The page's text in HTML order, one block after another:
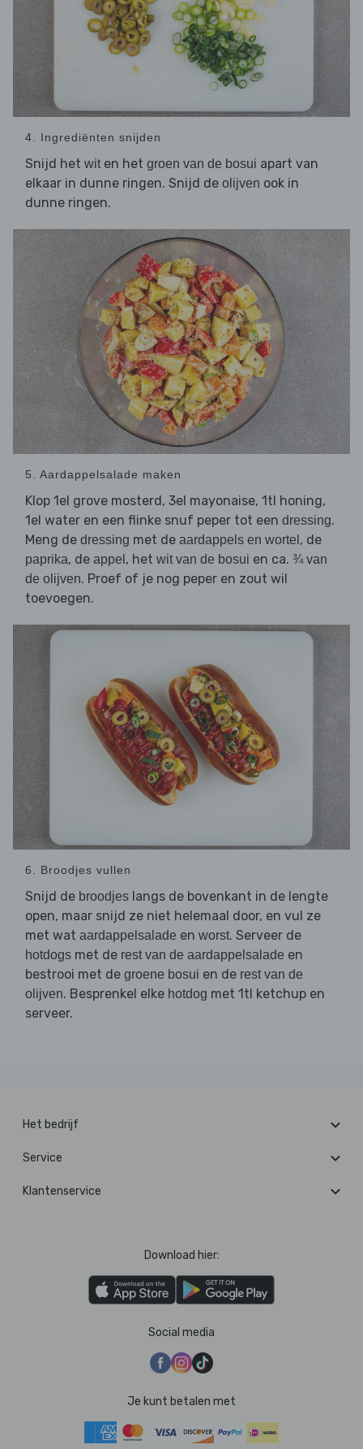
4. Ingrediënten snijden
Snijd het wit en het groen van de bosui apart van
elkaar in dunne ringen. Snijd de olijven ook in
dunne ringen.
5. Aardappelsalade maken
Klop 1el grove mosterd, 3el mayonaise, 1tl honing,
1el water en een flinke snuf peper tot een dressing.
Meng de dressing met de aardappels en wortel , de
paprika, de appel , het wit van de bosui en ca. ¾ van
de olijven. Proef of je nog peper en zout wil
toevoegen.
6. Broodjes vullen
Snijd de broodjes langs de bovenkant in de lengte
open, maar snijd ze niet helemaal door, en vul ze
met wat aardappelsalade en worst. Serveer de
hotdogs met de rest van de aardappelsalade en
bestrooi met de groene bosui en de rest van de
olijven. Besprenkel elke hotdog met 1tl ketchup en
serveer.
Het bedrijf
Service
Klantenservice
Download hier:
Social media
Je kunt betalen met